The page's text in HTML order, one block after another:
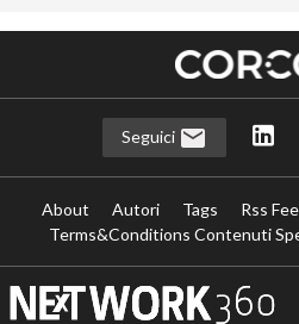
Seguici
About Autori Tags Rss
Terms&Conditions Contenuti